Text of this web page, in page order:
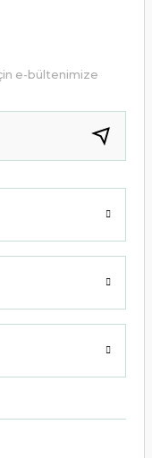
e-bültenimize